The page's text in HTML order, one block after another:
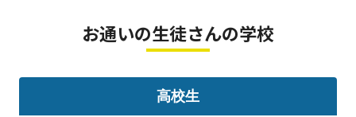
お通いの生徒さんの学校
高校生